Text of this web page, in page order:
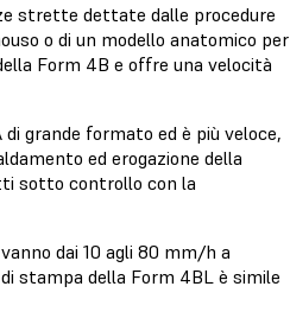
strette dettate dalle procedure
o di un modello anatomico per
Form 4B e offre una velocità
grande formato ed è più veloce,
ed erogazione della
sotto controllo con la
dai 10 agli 80 mm/h a
stampa della Form 4BL è simile